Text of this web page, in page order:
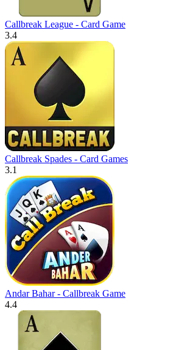
Callbreak League - Card Game
3.4
Callbreak Spades - Card Games
3.1
Andar Bahar - Callbreak Game
4.4